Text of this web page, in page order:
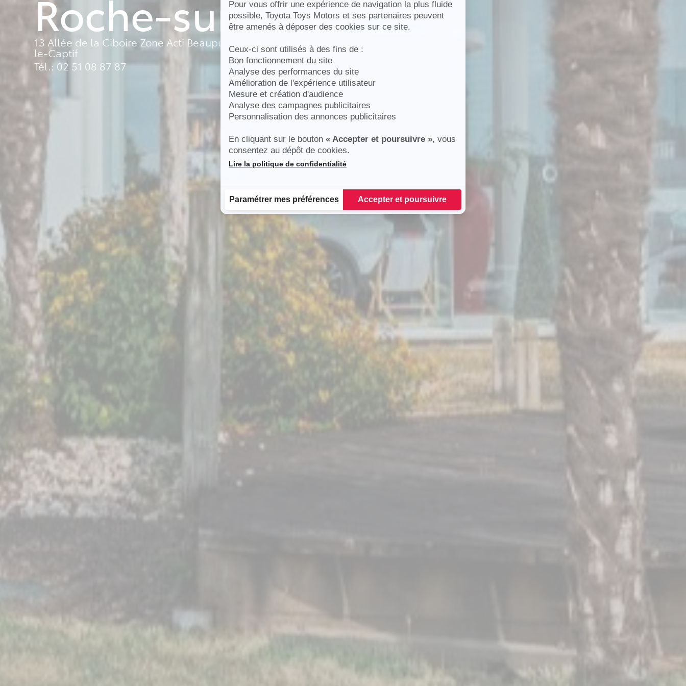
Pour vous offrir une expérience de navigation la plus fluide
possible, Toyota Toys Motors et ses partenaires peuvent
être amenés à déposer des cookies sur ce site.
Ceux-ci sont utilisés à des fins de :
Bon fonctionnement du site
Analyse des performances du site
Amélioration de l'expérience utilisateur
Mesure et création d'audience
Analyse des campagnes publicitaires
Personnalisation des annonces publicitaires
En cliquant sur le bouton « Accepter et poursuivre », vous
consentez au dépôt de cookies.
Plateforme de Gestion du Consentement : Personnalisez vos Options
Lire la politique de confidentialité
Paramétrer mes préférences Accepter et poursuivre
Roche-sur-Yon
13 Allée de la Ciboire Zone Acti Beaupuy 3 - 85000 Mouilleron-
le-Captif
Tél.: 02 51 08 87 87